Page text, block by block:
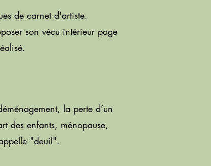
de carnet d'artiste.
son vécu intérieur page
la perte d’un
des enfants, ménopause,
"deuil".